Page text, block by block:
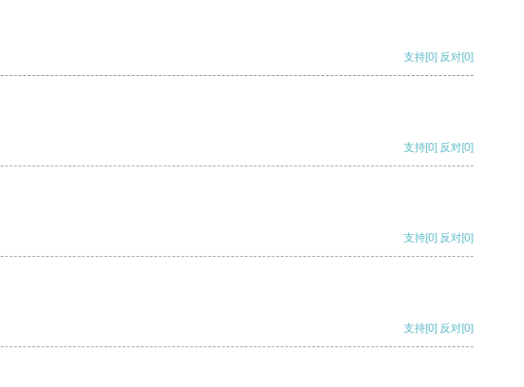
支持[0] 反对[0]
支持[0] 反对[0]
支持[0] 反对[0]
支持[0] 反对[0]